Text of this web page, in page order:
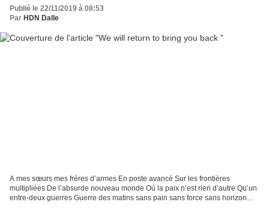
Publié le 22/11/2019 à 08:53
Par HDN Dalle
A mes sœurs mes frères d’armes En poste avancé Sur les frontières
multipliées De l’absurde nouveau monde Où la paix n’est rien d’autre Qu’un
entre-deux guerres Guerre des matins sans pain sans force sans horizon